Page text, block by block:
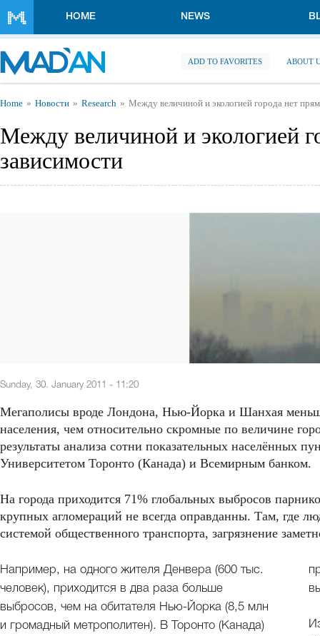
HOME NEWS
ADD TO FAVORITES ABOUT
You are here
Home Новости Research Между величиной и экологией города нет
Между величиной и экологией
зависимости
Sunday, 30. January 2011 - 11:20
Мегаполисы вроде Лондона, Нью-Йорка и Шанхая
населения, чем относительно скромные по величине
результаты анализа сотни показательных населённых
Университетом Торонто (Канада) и Всемирным банком.
На города приходится 71% глобальных выбросов
крупных агломераций не всегда оправданны. Там, где
системой общественного транспорта, загрязнение
Например, на одного жителя Денвера (600 тыс.
человек), приходится в два раза больше
выбросов, чем на обитателя Нью-Йорка (8,5 млн
и громадный метрополитен). В Торонто (Канада)